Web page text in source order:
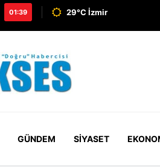
01:39 29°C İzmir
GÜNDEM SIYASET